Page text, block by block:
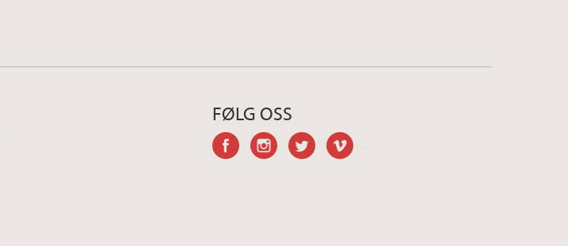
FØLG OSS
facebookinstagramtwitter